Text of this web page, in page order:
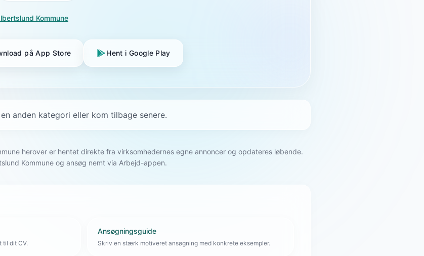
Kommune
på App Store Hent i Google Play
anden kategori eller kom tilbage senere.
herover er hentet direkte fra virksomhedernes egne annoncer og opdateres løbende.
Kommune og ansøg nemt via Arbejd-appen.
til dit CV.
Ansøgningsguide
Skriv en stærk motiveret ansøgning med konkrete eksempler.